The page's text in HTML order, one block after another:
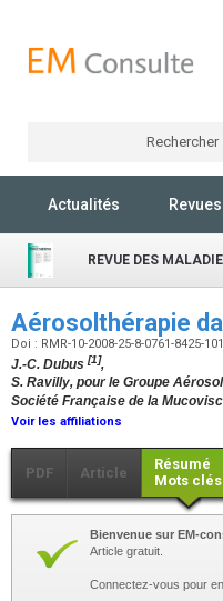
Rechercher
Actualités Revues
REVUE DES
Aérosolthérapie
Doi : RMR-10-2008-25-8-0761-8425-
J.-C. Dubus [1],
S. Ravilly, pour le Groupe
Société Française de la
Voir les affiliations
PDF Article
Résumé
Mots clés
Bienvenue sur EM-
Article gratuit.
Connectez-vous pour